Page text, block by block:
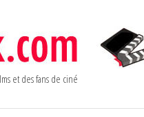
et des fans de ciné